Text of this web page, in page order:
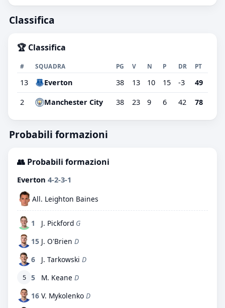
Classifica
🏆 Classifica
# SQUADRA PG V N P DR PT
13 Everton 38 13 10 15 -3 49
2 Manchester City 38 23 9 6 42 78
Probabili formazioni
👥 Probabili formazioni
Everton 4-2-3-1
All. Leighton Baines
1 J. Pickford G
15 J. O'Brien D
6
J. Tarkowski D
5 5 M. Keane D
16 V. Mykolenko D